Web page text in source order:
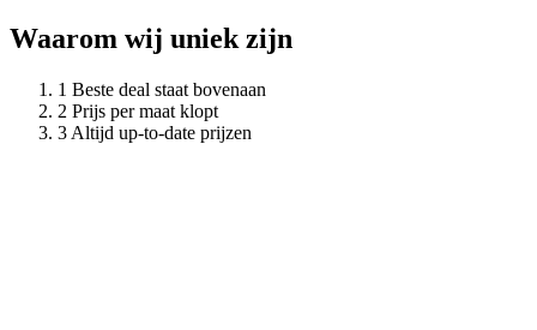
Waarom wij uniek zijn
Beste deal staat bovenaan
Prijs per maat klopt
Altijd up-to-date prijzen